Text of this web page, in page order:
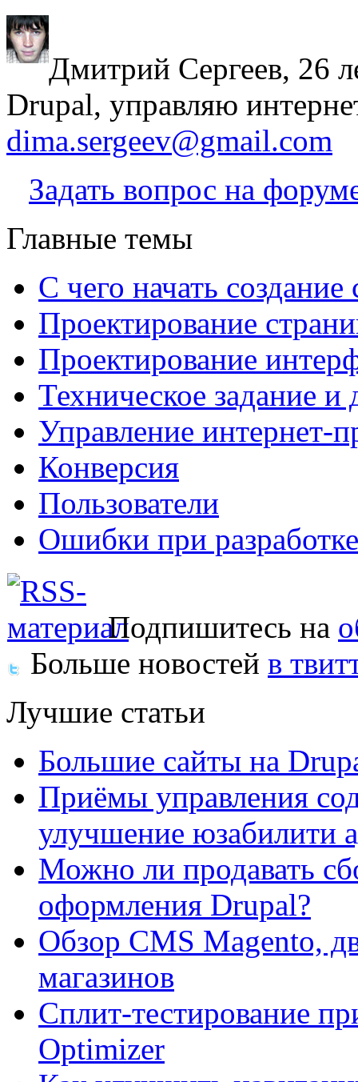
Дмитрий Сергеев, 26
Drupal, управляю
dima.sergeev@gmail.com
Задать вопрос на
Главные темы
С чего начать создание
Проектирование
Проектирование
Техническое задание и
Управление интернет-
Конверсия
Пользователи
Ошибки при
Подпишитесь на
Больше новостей в
Лучшие статьи
Большие сайты на
Приёмы управления
улучшение юзабилити
Можно ли продавать
оформления Drupal?
Обзор CMS Magento,
магазинов
Сплит-тестирование
Optimizer